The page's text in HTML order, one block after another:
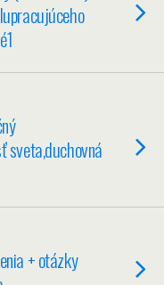
sveta,duchovná
+ otázky